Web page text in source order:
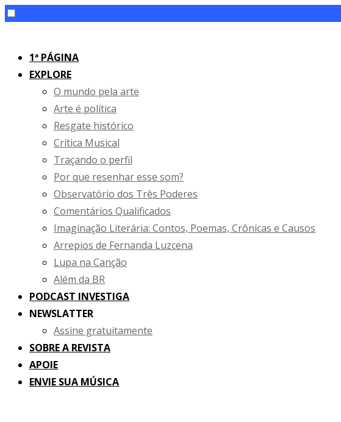
content1ª PÁGINA
EXPLORE
O mundo pela arte
Arte é política
Resgate histórico
Crítica Musical
Traçando o perfil
Por que resenhar esse som?
Observatório dos Três Poderes
Comentários Qualificados
Imaginação Literária: Contos, Poemas, Crônicas e Causos
Arrepios de Fernanda Luzcena
Lupa na Canção
Além da BR
PODCAST INVESTIGA
NEWSLATTER
Assine gratuitamente
SOBRE A REVISTA
APOIE
ENVIE SUA MÚSICA